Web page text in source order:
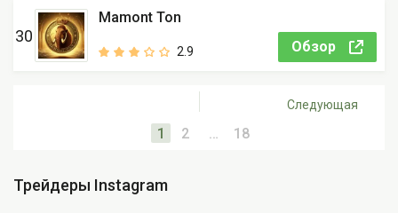
30
Mamont Ton
2.9 Обзор
1 2 … 18
Следующая
Трейдеры Instagram